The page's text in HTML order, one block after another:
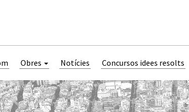
Obres Notícies Concursos idees resolts